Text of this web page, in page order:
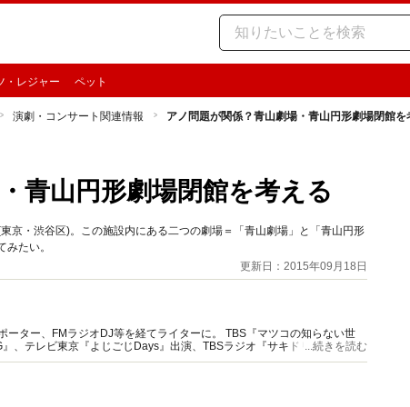
・レジャー ペット
演劇・コンサート関連情報 アノ問題が関係？青山劇場・青山円形劇場閉館を
青山円形劇場閉館を考える
京・渋谷区)。この施設内にある二つの劇場＝「青山劇場」と「青山円形
たい。
更新日：2015年09月18日
ーター、FMラジオDJ等を経てライターに。 TBS『マツコの知らない世
、テレビ東京『よじごじDays』出演、TBSラジオ『サキドリ！感激シア
ベント企画、司会歴も多数。
...続きを読む